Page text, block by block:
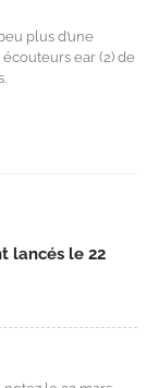
plus d’une
ear (2) de
lancés le 22